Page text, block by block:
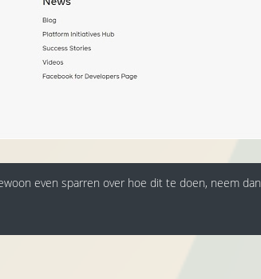
even sparren over hoe dit te doen, neem dan